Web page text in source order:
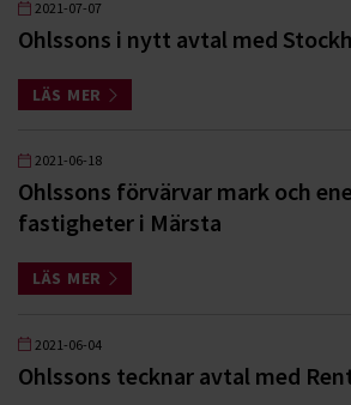
2021-07-07
Ohlssons i nytt avtal med
LÄS MER
2021-06-18
Ohlssons förvärvar mark och
fastigheter i Märsta
LÄS MER
2021-06-04
Ohlssons tecknar avtal med